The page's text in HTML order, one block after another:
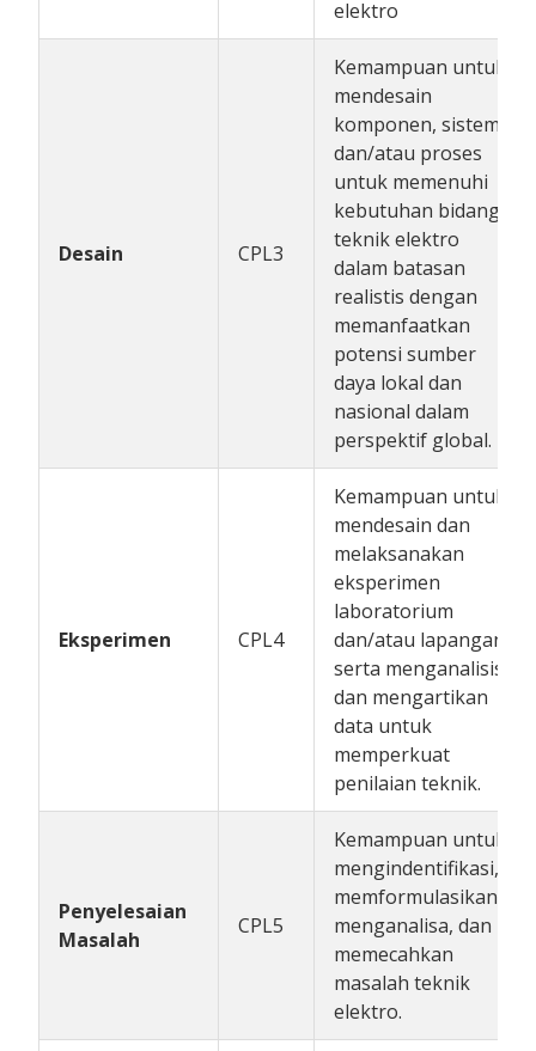
elektro
Desain CPL3
Kemampuan untuk
mendesain
komponen, sistem,
dan/atau proses
untuk memenuhi
kebutuhan bidang
teknik elektro
dalam batasan
realistis dengan
memanfaatkan
potensi sumber
daya lokal dan
nasional dalam
perspektif global.
Eksperimen CPL4
Kemampuan untuk
mendesain dan
melaksanakan
eksperimen
laboratorium
dan/atau lapangan
serta menganalisis
dan mengartikan
data untuk
memperkuat
penilaian teknik.
Penyelesaian
Masalah
CPL5
Kemampuan untuk
mengindentifikasi,
memformulasikan,
menganalisa, dan
memecahkan
masalah teknik
elektro.